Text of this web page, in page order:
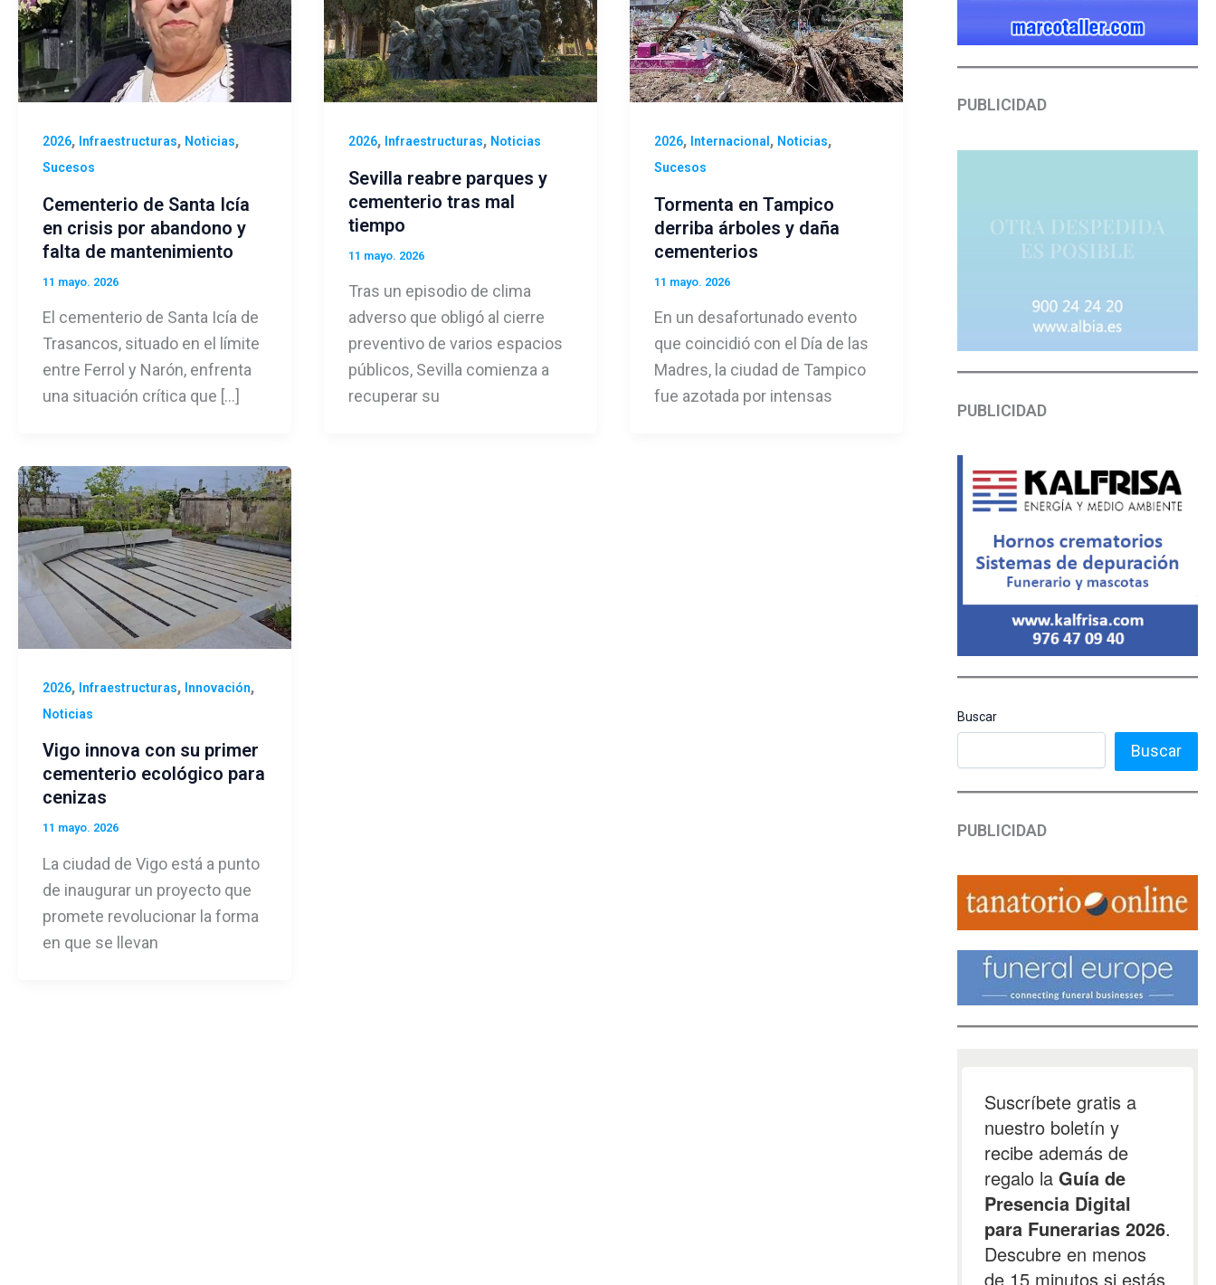
2026, Infraestructuras, Noticias,
Sucesos
Cementerio de Santa Icía
en crisis por abandono y
falta de mantenimiento
11 mayo. 2026
El cementerio de Santa Icía de
Trasancos, situado en el límite
entre Ferrol y Narón, enfrenta
una situación crítica que […]
2026, Infraestructuras, Noticias
Sevilla reabre parques y
cementerio tras mal
tiempo
11 mayo. 2026
Tras un episodio de clima
adverso que obligó al cierre
preventivo de varios espacios
públicos, Sevilla comienza a
recuperar su
2026, Internacional , Noticias,
Sucesos
Tormenta en Tampico
derriba árboles y daña
cementerios
11 mayo. 2026
En un desafortunado evento
que coincidió con el Día de las
Madres, la ciudad de Tampico
fue azotada por intensas
2026, Infraestructuras, Innovación,
Noticias
Vigo innova con su primer
cementerio ecológico para
cenizas
11 mayo. 2026
La ciudad de Vigo está a punto
de inaugurar un proyecto que
promete revolucionar la forma
en que se llevan
PUBLICIDAD
PUBLICIDAD
Buscar
Buscar
PUBLICIDAD